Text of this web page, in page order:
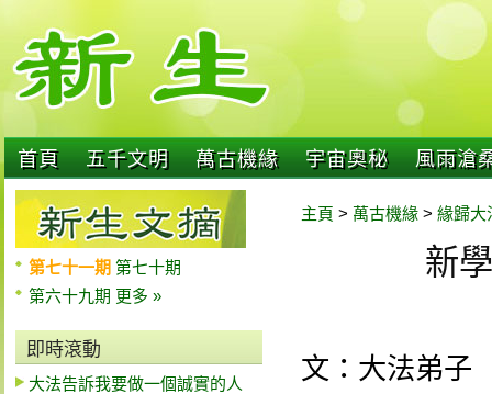
首頁 五千文明 萬古機緣 宇宙奧秘 風雨滄
第七十一期 第七十期
第六十九期 更多 »
即時滾動
大法告訴我要做一個誠實的人
主頁 > 萬古機緣 > 緣歸大
新
文：大法弟子